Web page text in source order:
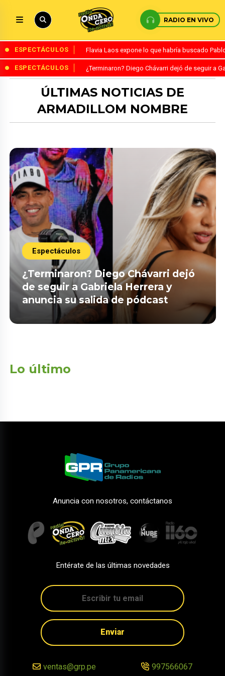
RADIO EN VIVO
ESPECTÁCULOS Flavia Laos expone lo que habría buscado
ESPECTÁCULOS ¿Terminaron? Diego Chávarri dejó de seguir a
ÚLTIMAS NOTICIAS DE
ARMADILLOM NOMBRE
Espectáculos
¿Terminaron? Diego Chávarri dejó
de seguir a Gabriela Herrera y
anuncia su salida de pódcast
Lo último
Anuncia con nosotros, contáctanos
Entérate de las últimas novedades
Enviar
ventas@grp.pe 997566067